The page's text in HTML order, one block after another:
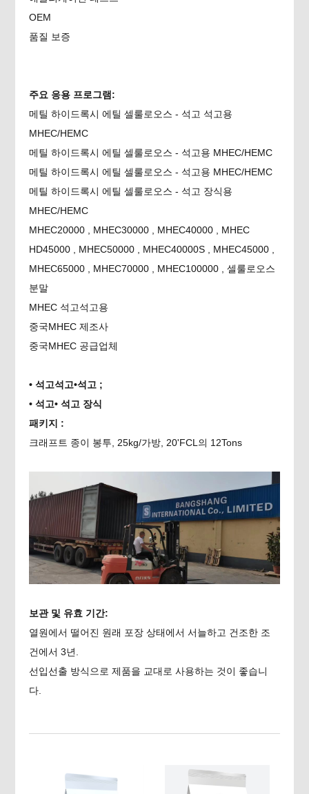
OEM
품질 보증
주요 응용 프로그램:
메틸 하이드록시 에틸 셀룰로오스 - 석고 석고용
MHEC/HEMC
메틸 하이드록시 에틸 셀룰로오스 - 석고용 MHEC/HEMC
메틸 하이드록시 에틸 셀룰로오스 - 석고용 MHEC/HEMC
메틸 하이드록시 에틸 셀룰로오스 - 석고 장식용
MHEC/HEMC
MHEC20000 , MHEC30000 , MHEC40000 , MHEC
HD45000 , MHEC50000 , MHEC40000S , MHEC45000 ,
MHEC65000 , MHEC70000 , MHEC100000 , 셀룰로오스
분말
MHEC 석고석고용
중국MHEC 제조사
중국MHEC 공급업체
• 석고석고•석고 ;
• 석고• 석고 장식
패키지 :
크래프트 종이 봉투, 25kg/가방, 20'FCL의 12Tons
보관 및 유효 기간:
열원에서 떨어진 원래 포장 상태에서 서늘하고 건조한 조
건에서 3년.
선입선출 방식으로 제품을 교대로 사용하는 것이 좋습니
다.